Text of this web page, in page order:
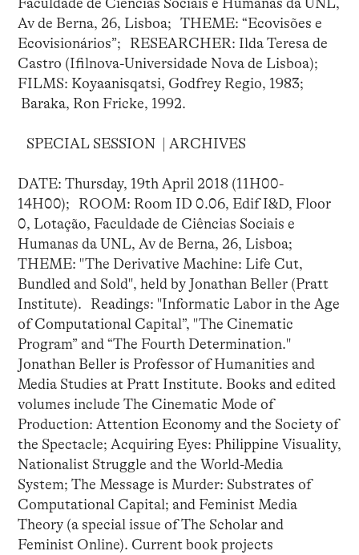
Av de Berna, 26, Lisboa; THEME: “Ecovisões e
Ecovisionários”; RESEARCHER: Ilda Teresa de
Castro (Ifilnova-Universidade Nova de Lisboa);
FILMS: Koyaanisqatsi, Godfrey Regio, 1983;
Baraka, Ron Fricke, 1992.
SPECIAL SESSION | ARCHIVES
DATE: Thursday, 19th April 2018 (11H00-
14H00); ROOM: Room ID 0.06, Edif I&D, Floor
0, Lotação, Faculdade de Ciências Sociais e
Humanas da UNL, Av de Berna, 26, Lisboa;
THEME: "The Derivative Machine: Life Cut,
Bundled and Sold", held by Jonathan Beller (Pratt
Institute). Readings: "Informatic Labor in the Age
of Computational Capital”, "The Cinematic
Program” and “The Fourth Determination."
Jonathan Beller is Professor of Humanities and
Media Studies at Pratt Institute. Books and edited
volumes include The Cinematic Mode of
Production: Attention Economy and the Society of
the Spectacle; Acquiring Eyes: Philippine Visuality,
Nationalist Struggle and the World-Media
System; The Message is Murder: Substrates of
Computational Capital; and Feminist Media
Theory (a special issue of The Scholar and
Feminist Online). Current book projects